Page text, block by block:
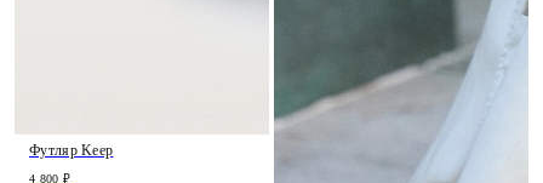
Футляр Keep
4 800 ₽